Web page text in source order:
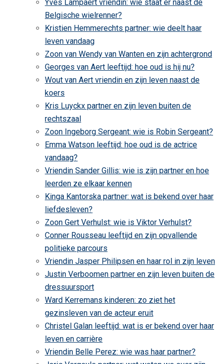
Yves Lampaert vriendin: wie staat er naast de
Belgische wielrenner?
Kristien Hemmerechts partner: wie deelt haar
leven vandaag
Zoon van Wendy van Wanten en zijn achtergrond
Georges van Aert leeftijd: hoe oud is hij nu?
Wout van Aert vriendin en zijn leven naast de
koers
Kris Luyckx partner en zijn leven buiten de
rechtszaal
Zoon Ingeborg Sergeant: wie is Robin Sergeant?
Emma Watson leeftijd: hoe oud is de actrice
vandaag?
Vriendin Sander Gillis: wie is zijn partner en hoe
leerden ze elkaar kennen
Kinga Kantorska partner: wat is bekend over haar
liefdesleven?
Zoon Gert Verhulst: wie is Viktor Verhulst?
Conner Rousseau leeftijd en zijn opvallende
politieke parcours
Vriendin Jasper Philipsen en haar rol in zijn leven
Justin Verboomen partner en zijn leven buiten de
dressuursport
Ward Kerremans kinderen: zo ziet het
gezinsleven van de acteur eruit
Christel Galan leeftijd: wat is er bekend over haar
leven en carrière
Vriendin Belle Perez: wie was haar partner?